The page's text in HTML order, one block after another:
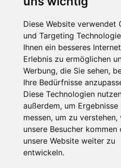
Diese Website verwendet
und Targeting
Ihnen ein besseres
Erlebnis zu ermöglichen
Werbung, die Sie sehen,
Ihre Bedürfnisse
Diese Technologien
außerdem, um Ergebnisse
messen, um zu verstehen,
unsere Besucher kommen
unsere Website weiter zu
entwickeln.
Teppiche für ein angenehmes
machen es
Teppich in Ihrem gewünschten
60cm. Vor allem in Schlafzimmern
Oberfläche ein sehr beliebter
Fletco Fluffy und Fletco Hermelin
* Alle Preise inkl. gesetzl.